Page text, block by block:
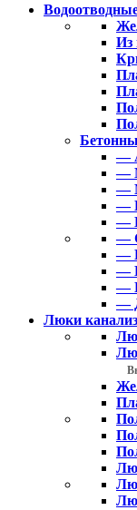
Из
—
—
—
—
—
—
—
—
—
—
Люки